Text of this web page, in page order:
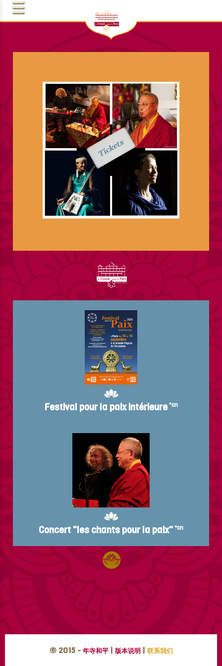
Festival pour la paix intérieure*cn
Concert "les chants pour la paix" *cn
© 2015 - 年寺和平 | 版本说明 | 联系我们